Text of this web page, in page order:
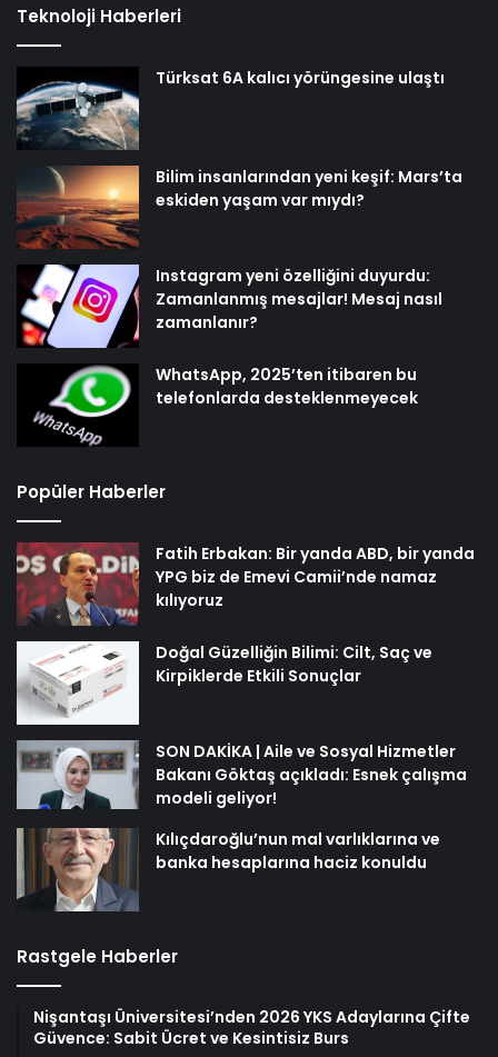
Teknoloji Haberleri
Türksat 6A kalıcı yörüngesine ulaştı
Bilim insanlarından yeni keşif: Mars’ta
eskiden yaşam var mıydı?
Instagram yeni özelliğini duyurdu:
Zamanlanmış mesajlar! Mesaj nasıl
zamanlanır?
WhatsApp, 2025’ten itibaren bu
telefonlarda desteklenmeyecek
Popüler Haberler
Fatih Erbakan: Bir yanda ABD, bir yanda
YPG biz de Emevi Camii’nde namaz
kılıyoruz
Doğal Güzelliğin Bilimi: Cilt, Saç ve
Kirpiklerde Etkili Sonuçlar
SON DAKİKA | Aile ve Sosyal Hizmetler
Bakanı Göktaş açıkladı: Esnek çalışma
modeli geliyor!
Kılıçdaroğlu’nun mal varlıklarına ve
banka hesaplarına haciz konuldu
Rastgele Haberler
Nişantaşı Üniversitesi’nden 2026 YKS Adaylarına Çifte
Güvence: Sabit Ücret ve Kesintisiz Burs